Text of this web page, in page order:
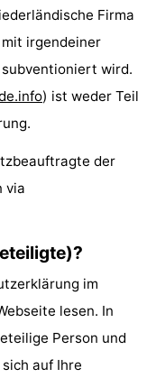
Firma
irgendeiner
wird.
) ist weder Teil
der
via
im
lesen. In
Person und
auf Ihre